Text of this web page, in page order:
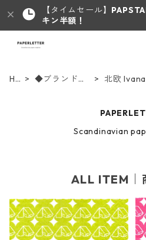
【タイムセール】
キン半額！
HO
◆ブランドか
北欧
Scandinavian
ALL ITEM｜